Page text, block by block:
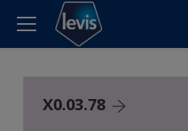
X0.03.78